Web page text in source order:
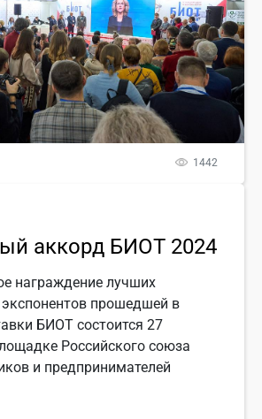
1442
аккорд БИОТ 2024
награждение лучших
экспонентов прошедшей в
БИОТ состоится 27
Российского союза
и предпринимателей